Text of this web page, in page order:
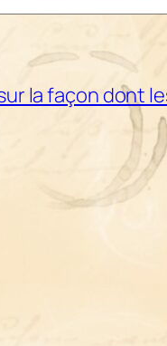
la façon dont